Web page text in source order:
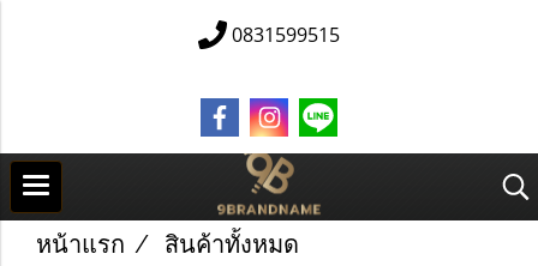
0831599515
หน้าแรก
สินค้าทั้งหมด